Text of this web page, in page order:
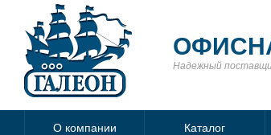
Надежный
О компании Каталог